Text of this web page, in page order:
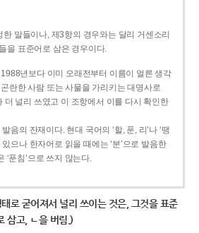
말들이나, 제3항의 경우와는 달리 거센소리
을 표준어로 삼은 경우이다.
년보다 이미 오래전부터 이름이 얼른 생각
란한 사람 또는 사물을 가리키는 대명사로
더 널리 쓰였고 이 조항에서 이를 다시 확인한
발음의 잔재이다. 현대 국어의 ‘할, 푼, 리’나 ‘땡
있으나 한자어로 읽을 때에는 ‘분’으로 발음한
‘푼침’으로 쓰지 않는다.
로 굳어져서 널리 쓰이는 것은, 그것을 표준
삼고, ㄴ을 버림.)